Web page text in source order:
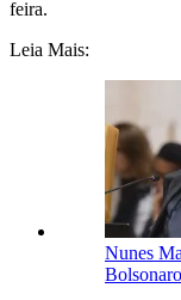
feira.
Leia Mais:
Nunes